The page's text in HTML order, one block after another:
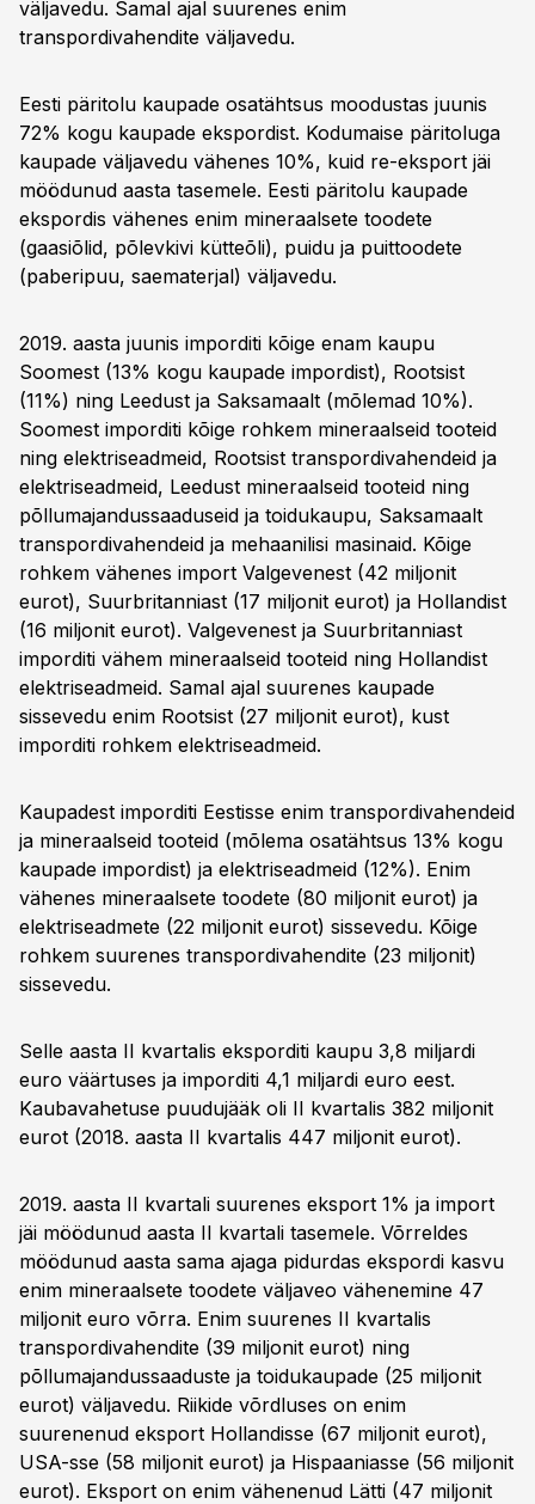
väljavedu. Samal ajal suurenes enim
transpordivahendite väljavedu.
Eesti päritolu kaupade osatähtsus moodustas juunis
72% kogu kaupade ekspordist. Kodumaise päritoluga
kaupade väljavedu vähenes 10%, kuid re-eksport jäi
möödunud aasta tasemele. Eesti päritolu kaupade
ekspordis vähenes enim mineraalsete toodete
(gaasiõlid, põlevkivi kütteõli), puidu ja puittoodete
(paberipuu, saematerjal) väljavedu.
2019. aasta juunis imporditi kõige enam kaupu
Soomest (13% kogu kaupade impordist), Rootsist
(11%) ning Leedust ja Saksamaalt (mõlemad 10%).
Soomest imporditi kõige rohkem mineraalseid tooteid
ning elektriseadmeid, Rootsist transpordivahendeid ja
elektriseadmeid, Leedust mineraalseid tooteid ning
põllumajandussaaduseid ja toidukaupu, Saksamaalt
transpordivahendeid ja mehaanilisi masinaid. Kõige
rohkem vähenes import Valgevenest (42 miljonit
eurot), Suurbritanniast (17 miljonit eurot) ja Hollandist
(16 miljonit eurot). Valgevenest ja Suurbritanniast
imporditi vähem mineraalseid tooteid ning Hollandist
elektriseadmeid. Samal ajal suurenes kaupade
sissevedu enim Rootsist (27 miljonit eurot), kust
imporditi rohkem elektriseadmeid.
Kaupadest imporditi Eestisse enim transpordivahendeid
ja mineraalseid tooteid (mõlema osatähtsus 13% kogu
kaupade impordist) ja elektriseadmeid (12%). Enim
vähenes mineraalsete toodete (80 miljonit eurot) ja
elektriseadmete (22 miljonit eurot) sissevedu. Kõige
rohkem suurenes transpordivahendite (23 miljonit)
sissevedu.
Selle aasta II kvartalis eksporditi kaupu 3,8 miljardi
euro väärtuses ja imporditi 4,1 miljardi euro eest.
Kaubavahetuse puudujääk oli II kvartalis 382 miljonit
eurot (2018. aasta II kvartalis 447 miljonit eurot).
2019. aasta II kvartali suurenes eksport 1% ja import
jäi möödunud aasta II kvartali tasemele. Võrreldes
möödunud aasta sama ajaga pidurdas ekspordi kasvu
enim mineraalsete toodete väljaveo vähenemine 47
miljonit euro võrra. Enim suurenes II kvartalis
transpordivahendite (39 miljonit eurot) ning
põllumajandussaaduste ja toidukaupade (25 miljonit
eurot) väljavedu. Riikide võrdluses on enim
suurenenud eksport Hollandisse (67 miljonit eurot),
USA-sse (58 miljonit eurot) ja Hispaaniasse (56 miljonit
eurot). Eksport on enim vähenenud Lätti (47 miljonit